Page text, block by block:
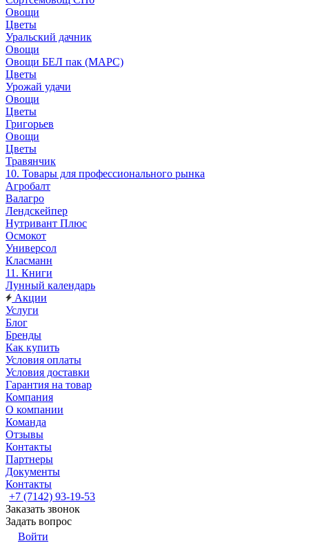
Овощи
Цветы
Уральский дачник
Овощи
Овощи БЕЛ пак (МАРС)
Цветы
Урожай удачи
Овощи
Цветы
Григорьев
Овощи
Цветы
Травянчик
10. Товары для профессионального рынка
Агробалт
Валагро
Лендскейпер
Нутривант Плюс
Осмокот
Универсол
Класманн
11. Книги
Лунный календарь
Акции
Услуги
Блог
Бренды
Как купить
Условия оплаты
Условия доставки
Гарантия на товар
Компания
О компании
Команда
Отзывы
Контакты
Партнеры
Документы
Контакты
+7 (7142) 93-19-53
Заказать звонок
Задать вопрос
Войти